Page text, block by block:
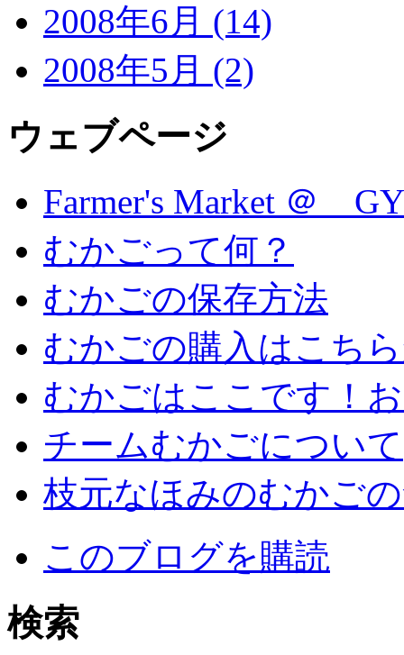
2008年6月 (14)
2008年5月 (2)
ウェブページ
Farmer's Market ＠
むかごって何？
むかごの保存方法
むかごの購入はこち
むかごはここです！
チームむかごについて
枝元なほみのむかご
このブログを購読
検索